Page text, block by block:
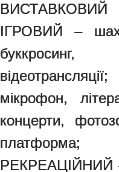
ВИСТАВКОВИЙ
ІГРОВИЙ –
буккросинг,
мікрофон,
концерти,
платформа;
РЕКРЕАЦІЙНИЙ